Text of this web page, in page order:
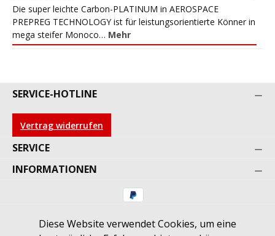
Die super leichte Carbon-PLATINUM in AEROSPACE
PREPREG TECHNOLOGY ist für leistungsorientierte Könner in
mega steifer Monoco… Mehr
SERVICE-HOTLINE
Vertrag widerrufen
SERVICE
INFORMATIONEN
* Alle Preise inkl. gesetzl. Mehrwertsteuer zzgl.
Diese Website verwendet Cookies, um eine